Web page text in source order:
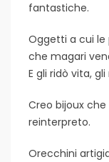
fantastiche.
Oggetti a cui le
che magari
E gli ridò vita,
Creo bijoux
reinterpreto.
Orecchini